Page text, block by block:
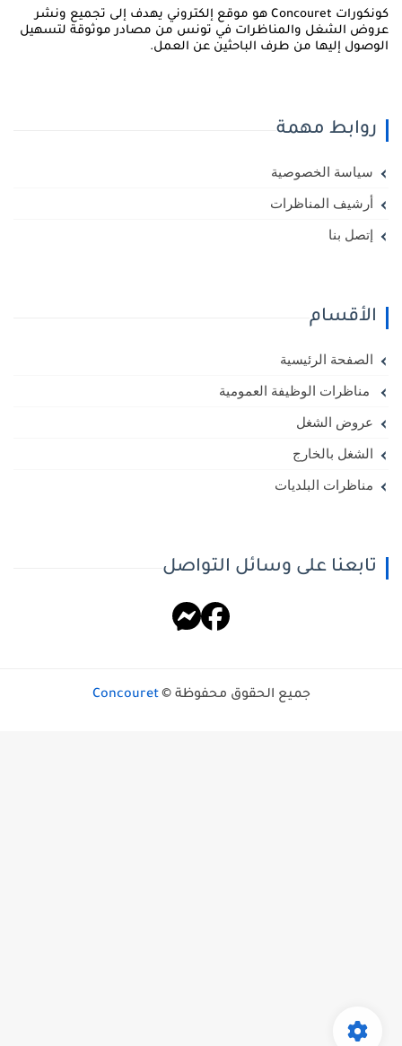
كونكورات Concouret هو موقع إلكتروني يهدف إلى تجميع ونشر
الشغل والمناظرات في تونس من مصادر موثوقة لتسهيل
إليها من طرف الباحثين عن العمل.
روابط مهمة
سياسة الخصوصية
أرشيف المناظرات
إتصل بنا
الأقسام
الصفحة الرئيسية
مناظرات الوظيفة العمومية
عروض الشغل
الشغل بالخارج
مناظرات البلديات
تابعنا على وسائل التواصل
جميع الحقوق محفوظة © Concouret